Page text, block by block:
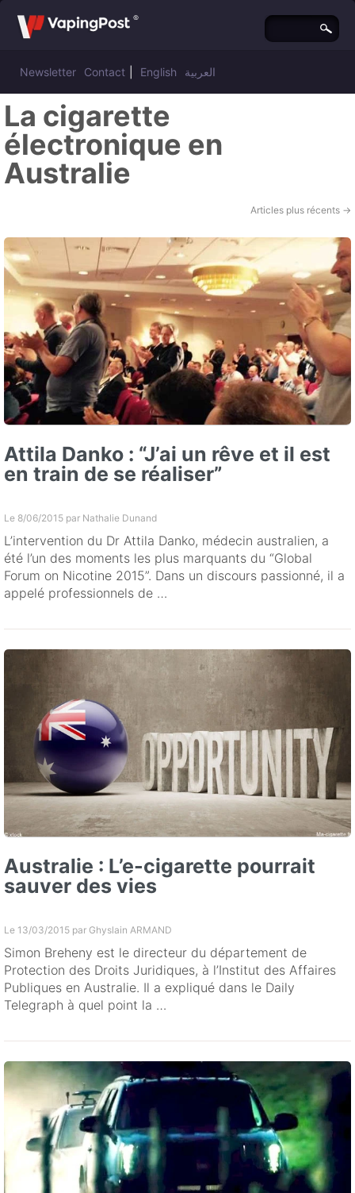
Newsletter Contact English العربية
La cigarette
électronique en
Australie
Articles plus récents →
Attila Danko : “J’ai un rêve et il est
en train de se réaliser”
Le 8/06/2015 par Nathalie Dunand
L’intervention du Dr Attila Danko, médecin australien, a
été l’un des moments les plus marquants du “Global
Forum on Nicotine 2015”. Dans un discours passionné, il a
appelé professionnels de …
Australie : L’e-cigarette pourrait
sauver des vies
Le 13/03/2015 par Ghyslain ARMAND
Simon Breheny est le directeur du département de
Protection des Droits Juridiques, à l’Institut des Affaires
Publiques en Australie. Il a expliqué dans le Daily
Telegraph à quel point la …